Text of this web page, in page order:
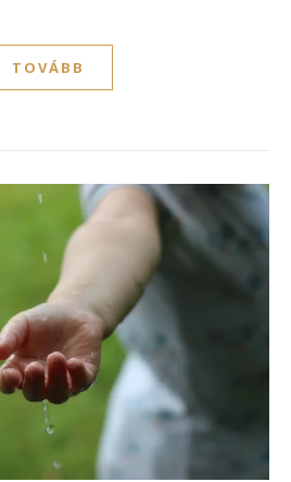
TOVÁBB